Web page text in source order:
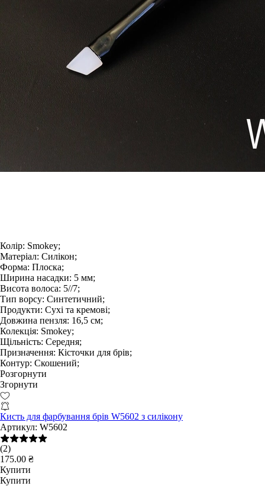
Колір: Smokey;
Матеріал: Силікон;
Форма: Плоска;
Ширина насадки: 5 мм;
Висота волоса: 5//7;
Тип ворсу: Синтетичний;
Продукти: Сухі та кремові;
Довжина пензля: 16,5 см;
Колекція: Smokey;
Щільність: Середня;
Призначення: Кісточки для брів;
Контур: Скошений;
Розгорнути
Згорнути
Кисть для фарбування брів W5602 з силікону
Артикул: W5602
(2)
175.00 ₴
Купити
Купити